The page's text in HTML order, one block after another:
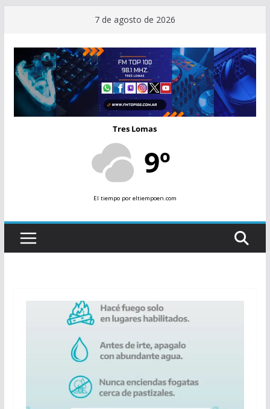
contenido
7 de agosto de 2026
Tres Lomas
9º
El tiempopor eltiempoen.com